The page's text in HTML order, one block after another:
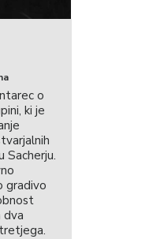
o
ki je
Sacherju.
gradivo
dva